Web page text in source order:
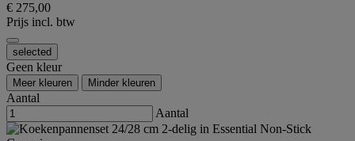
€ 275,00
Prijs incl. btw
selected
Geen kleur
Meer kleuren Minder kleuren
Aantal
Aantal